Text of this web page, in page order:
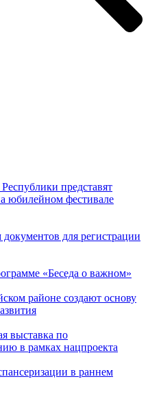
представят
юбилейном фестивале
для регистрации
«Беседа о важном»
районе создают основу
выставка по
в рамках нацпроекта
в раннем